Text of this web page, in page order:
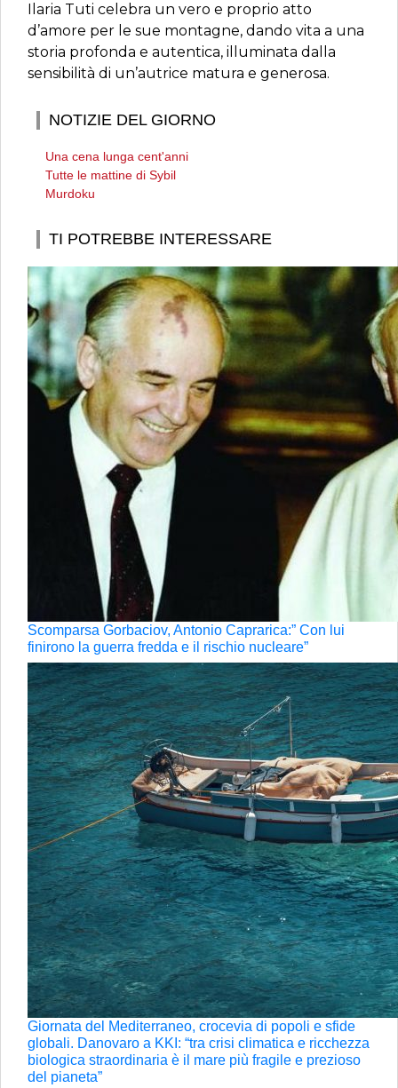
Ilaria Tuti celebra un vero e proprio atto
d’amore per le sue montagne, dando vita a una
storia profonda e autentica, illuminata dalla
sensibilità di un’autrice matura e generosa.
NOTIZIE DEL GIORNO
Una cena lunga cent'anni
Tutte le mattine di Sybil
Murdoku
TI POTREBBE INTERESSARE
Scomparsa Gorbaciov, Antonio Caprarica:” Con lui
finirono la guerra fredda e il rischio nucleare”
Giornata del Mediterraneo, crocevia di popoli e sfide
globali. Danovaro a KKI: “tra crisi climatica e ricchezza
biologica straordinaria è il mare più fragile e prezioso
del pianeta”